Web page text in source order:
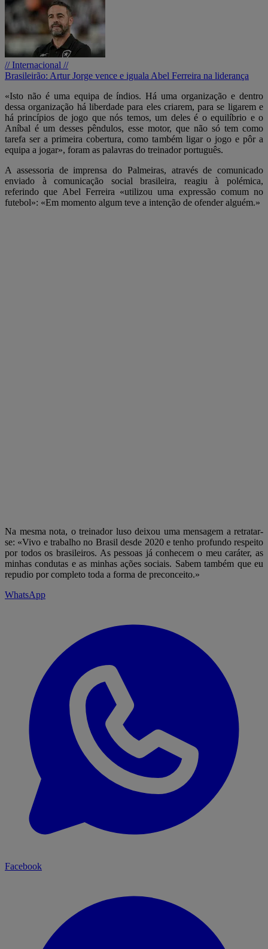
// Internacional //
Brasileirão: Artur Jorge vence e iguala Abel Ferreira na liderança
«Isto não é uma equipa de índios. Há uma organização e dentro
dessa organização há liberdade para eles criarem, para se ligarem e
há princípios de jogo que nós temos, um deles é o equilíbrio e o
Aníbal é um desses pêndulos, esse motor, que não só tem como
tarefa ser a primeira cobertura, como também ligar o jogo e pôr a
equipa a jogar», foram as palavras do treinador português.
A assessoria de imprensa do Palmeiras, através de comunicado
enviado à comunicação social brasileira, reagiu à polémica,
referindo que Abel Ferreira «utilizou uma expressão comum no
futebol»: «Em momento algum teve a intenção de ofender alguém.»
Na mesma nota, o treinador luso deixou uma mensagem a retratar-
se: «Vivo e trabalho no Brasil desde 2020 e tenho profundo respeito
por todos os brasileiros. As pessoas já conhecem o meu caráter, as
minhas condutas e as minhas ações sociais. Sabem também que eu
repudio por completo toda a forma de preconceito.»
WhatsApp
Facebook